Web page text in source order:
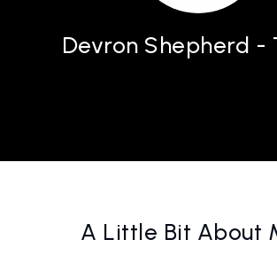
Devron Shepherd -
A Little Bit About